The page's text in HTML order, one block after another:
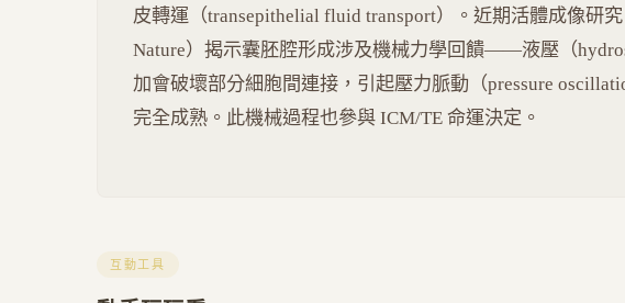
皮轉運（transepithelial fluid transport）。近期活體成像研究
Nature）揭示囊胚腔形成涉及機械力學回饋——液壓（
加會破壞部分細胞間連接，引起壓力脈動（pressure
完全成熟。此機械過程也參與 ICM/TE 命運決定。
互動工具